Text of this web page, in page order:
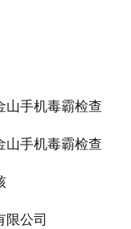
山手机毒霸检查
山手机毒霸检查
限公司